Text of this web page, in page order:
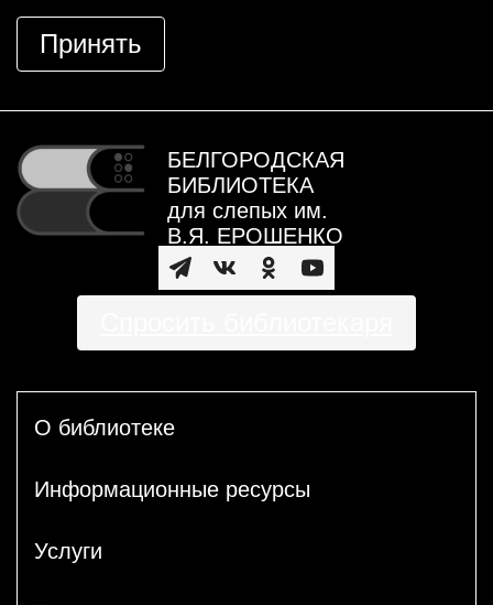
Принять
БЕЛГОРОДСКАЯ
БИБЛИОТЕКА
для слепых им.
В.Я. ЕРОШЕНКО
О библиотеке
Информационные ресурсы
Услуги